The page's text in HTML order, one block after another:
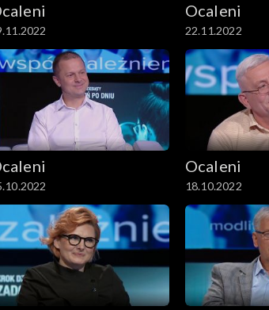
Ocaleni
22.11.2022
Ocaleni
18.10.2022